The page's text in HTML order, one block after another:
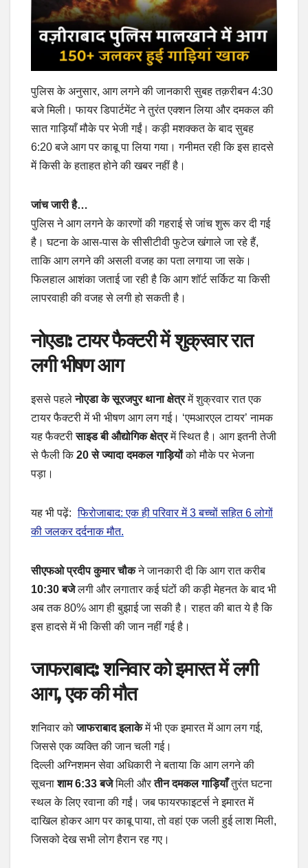
पुलिस के अनुसार, आग लगने की जानकारी सुबह तक़रीबन 4:30
बजे मिली। फायर डिपार्टमेंट ने तुरंत एक्शन लिया और दमकल की
सात गाड़ियाँ मौके पर भेजी गईं। कड़ी मशक्कत के बाद सुबह
6:20 बजे आग पर काबू पा लिया गया। गनीमत रही कि इस हादसे
में किसी के हताहत होने की खबर नहीं है।
जांच जारी है…
पुलिस ने आग लगने के कारणों की गहराई से जांच शुरू कर दी गई
है। घटना के आस-पास के सीसीटीवी फुटेज खंगाले जा रहे हैं,
ताकि आग लगने की असली वजह का पता लगाया जा सके।
फिलहाल आशंका जताई जा रही है कि आग शॉर्ट सर्किट या किसी
लापरवाही की वजह से लगी हो सकती है।
नोएडा: टायर फैक्टरी में शुक्रवार रात
लगी भीषण आग
इससे पहलेनोएडा के सूरजपुर थाना क्षेत्रमें शुक्रवार रात एक
टायर फैक्टरी में भी भीषण आग लग गई। ‘एमआरएल टायर’ नामक
यह फैक्टरीसाइड बी औद्योगिक क्षेत्रमें स्थित है। आग इतनी तेजी
से फैली कि20 से ज्यादा दमकल गाड़ियोंको मौके पर भेजना
पड़ा।
यह भी पढ़ें: फिरोजाबाद: एक ही परिवार में 3 बच्चों सहित 6 लोगों
की जलकर दर्दनाक मौत.
सीएफओ प्रदीप कुमार चौकने जानकारी दी कि आग रात करीब
10:30 बजेलगी और लगातार कई घंटों की कड़ी मेहनत के बाद भी
अब तक 80% आग ही बुझाई जा सकी है। राहत की बात ये है कि
इस हादसे में भी किसी की जान नहीं गई है।
जाफराबाद: शनिवार को इमारत में लगी
आग, एक की मौत
शनिवार कोजाफराबाद इलाकेमें भी एक इमारत में आग लग गई,
जिससे एक व्यक्ति की जान चली गई।
दिल्ली अग्निशमन सेवा अधिकारी ने बताया कि आग लगने की
सूचनाशाम 6:33 बजेमिली औरतीन दमकल गाड़ियाँतुरंत घटना
स्थल के लिए रवाना की गईं। जब फायरफाइटर्स ने इमारत में
दाखिल होकर आग पर काबू पाया, तो वहां एक जली हुई लाश मिली,
जिसको देख सभी लोग हैरान रह गए।